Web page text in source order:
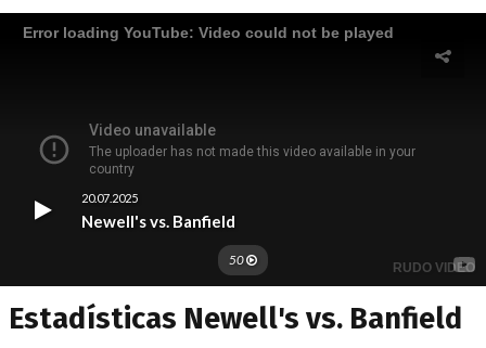
Estadísticas Newell's vs. Banfield